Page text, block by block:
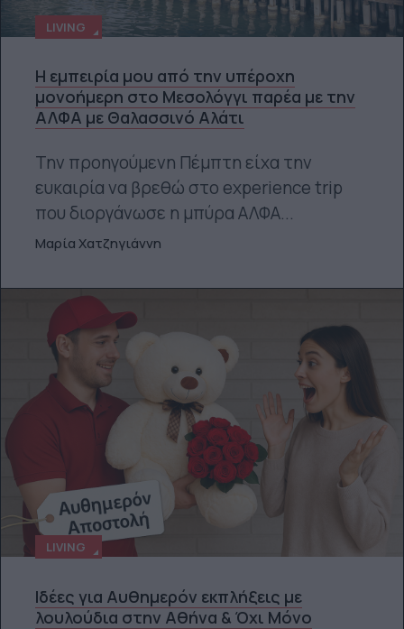
LIVING
Η εμπειρία μου από την υπέροχη
μονοήμερη στο Μεσολόγγι παρέα με την
ΑΛΦΑ με Θαλασσινό Αλάτι
Την προηγούμενη Πέμπτη είχα την
ευκαιρία να βρεθώ στο experience trip
που διοργάνωσε η μπύρα ΑΛΦΑ...
Μαρία Χατζηγιάννη
LIVING
Ιδέες για Αυθημερόν εκπλήξεις με
λουλούδια στην Αθήνα & Όχι Μόνο